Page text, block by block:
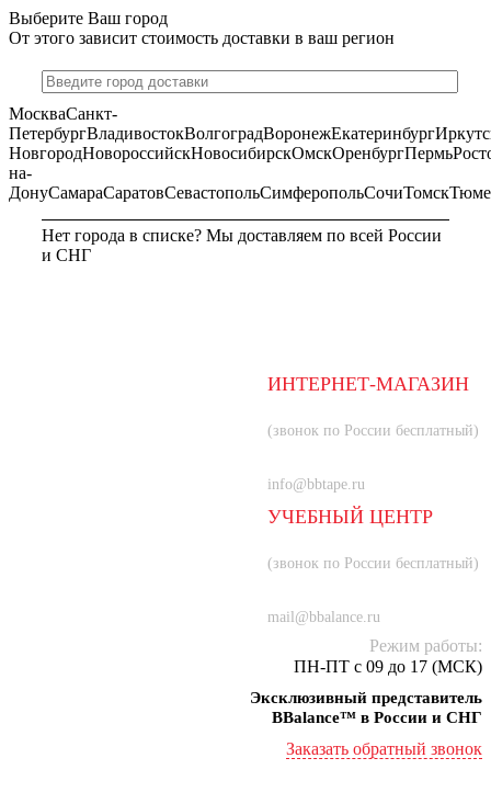
Выберите Ваш город
От этого зависит стоимость доставки в ваш регион
МоскваСанкт-
ПетербургВладивостокВолгоградВоронежЕкатеринбург
НовгородНовороссийскНовосибирскОмскОренбургПермь
на-
ДонуСамараСаратовСевастопольСимферопольСочиТомск
Нет города в списке? Мы доставляем по всей России
и СНГ
ИНТЕРНЕТ-МАГАЗИН
(звонок по России бесплатный)
info@bbtape.ru
УЧЕБНЫЙ ЦЕНТР
(звонок по России бесплатный)
mail@bbalance.ru
Режим работы:
ПН-ПТ с 09 до 17 (МСК)
Эксклюзивный представитель
BBalance™ в России и СНГ
Заказать обратный звонок